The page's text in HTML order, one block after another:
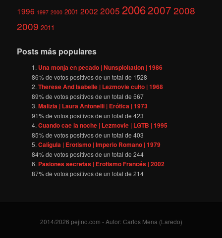
1996 1997 2000 2001 2002 2005 200620072008
2009 2011
Posts más populares
Una monja en pecado | Nunsploitation | 1986
86% de votos positivos de un total de 1528
Therese And Isabelle | Lezmovie culto | 1968
89% de votos positivos de un total de567
Malizia | Laura Antonelli | Erótica | 1973
91% de votos positivos de un total de423
Cuando cae la noche | Lezmovie | LGTB | 1995
85% de votos positivos de un total de403
Calígula | Erotismo | Imperio Romano | 1979
84% de votos positivos de un total de244
Pasiones secretas | Erotismo Francés | 2002
87% de votos positivos de un total de214
2014/2026 pejino.com - Autor: Carlos Mena (Laredo)